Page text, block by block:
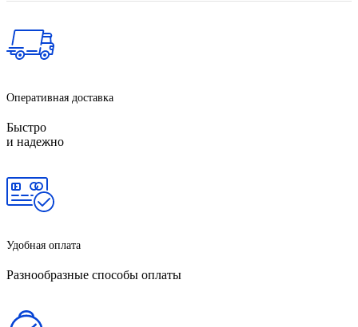
Оперативная доставка
Быстро
и надежно
Удобная оплата
Разнообразные способы оплаты